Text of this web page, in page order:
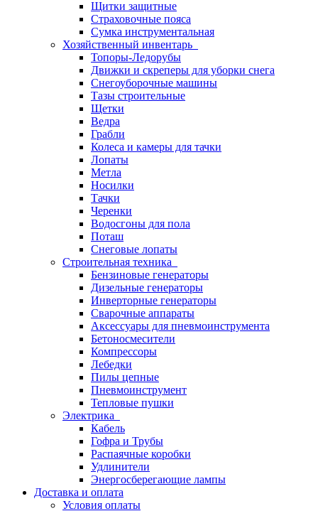
Щитки защитные
Страховочные пояса
Сумка инструментальная
Хозяйственный инвентарь
Топоры-Ледорубы
Движки и скреперы для уборки снега
Снегоуборочные машины
Тазы строительные
Щетки
Ведра
Грабли
Колеса и камеры для тачки
Лопаты
Метла
Носилки
Тачки
Черенки
Водосгоны для пола
Поташ
Снеговые лопаты
Строительная техника
Бензиновые генераторы
Дизельные генераторы
Инверторные генераторы
Сварочные аппараты
Аксессуары для пневмоинструмента
Бетоносмесители
Компрессоры
Лебедки
Пилы цепные
Пневмоинструмент
Тепловые пушки
Электрика
Кабель
Гофра и Трубы
Распаячные коробки
Удлинители
Энергосберегающие лампы
Доставка и оплата
Условия оплаты